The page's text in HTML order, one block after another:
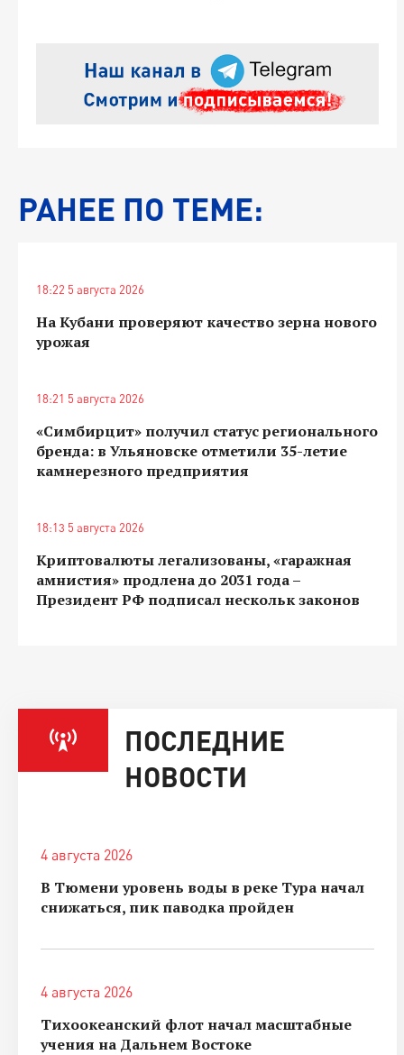
РАНЕЕ ПО ТЕМЕ:
18:22 5 августа 2026
На Кубани проверяют качество зерна нового
урожая
18:21 5 августа 2026
«Симбирцит» получил статус регионального
бренда: в Ульяновске отметили 35-летие
камнерезного предприятия
18:13 5 августа 2026
Криптовалюты легализованы, «гаражная
амнистия» продлена до 2031 года –
Президент РФ подписал нескольк законов
ПОСЛЕДНИЕ
НОВОСТИ
4 августа 2026
В Тюмени уровень воды в реке Тура начал
снижаться, пик паводка пройден
4 августа 2026
Тихоокеанский флот начал масштабные
учения на Дальнем Востоке